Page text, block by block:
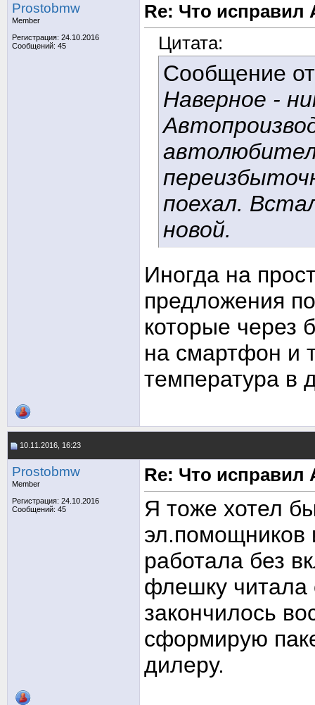
Prostobmw
Member
Регистрация: 24.10.2016
Сообщений: 45
Re: Что исправил
Цитата:
Сообщение
Наверное -
поехал.
новой.
Иногда на
предложения
которые через
на смартфон и
температура в
10.11.2016, 16:23
Prostobmw
Member
Регистрация: 24.10.2016
Сообщений: 45
Re: Что исправил
Я тоже хотел
эл.помощников
работала без
флешку читала
закончилось
сформирую
дилеру.